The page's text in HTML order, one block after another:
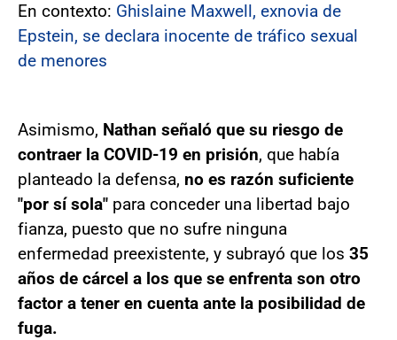
En contexto: Ghislaine Maxwell, exnovia de
Epstein, se declara inocente de tráfico sexual
de menores
Asimismo, Nathan señaló que su riesgo de
contraer la COVID-19 en prisión, que había
planteado la defensa, no es razón suficiente
"por sí sola" para conceder una libertad bajo
fianza, puesto que no sufre ninguna
enfermedad preexistente, y subrayó que los 35
años de cárcel a los que se enfrenta son otro
factor a tener en cuenta ante la posibilidad de
fuga.